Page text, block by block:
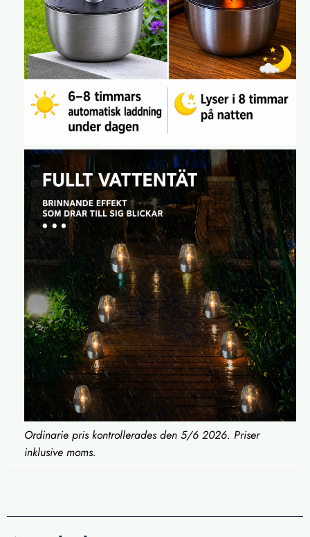
Ordinarie pris kontrollerades den 5/6 2026. Priser
inklusive moms.